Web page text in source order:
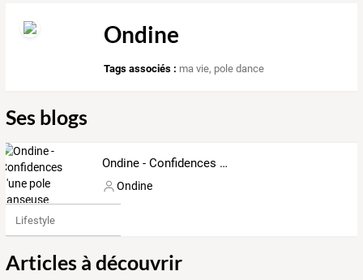
Ondine
Tags associés : ma vie, pole dance
Ses blogs
Ondine - Confidences d'une pole danseuse
Ondine
Lifestyle
Articles à découvrir